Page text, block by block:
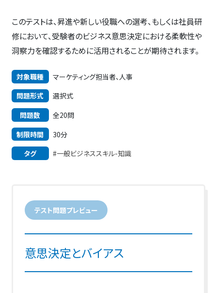
このテストは、昇進や新しい役職への選考、もしくは社員研
修において、受験者のビジネス意思決定における柔軟性や
洞察力を確認するために活用されることが期待されます。
対象職種
マーケティング担当者、人事
問題形式
選択式
問題数
全20問
制限時間
30分
タグ
#一般ビジネススキル-知識
テスト問題プレビュー
意思決定とバイアス